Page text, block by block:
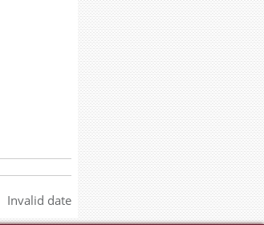
Invalid date